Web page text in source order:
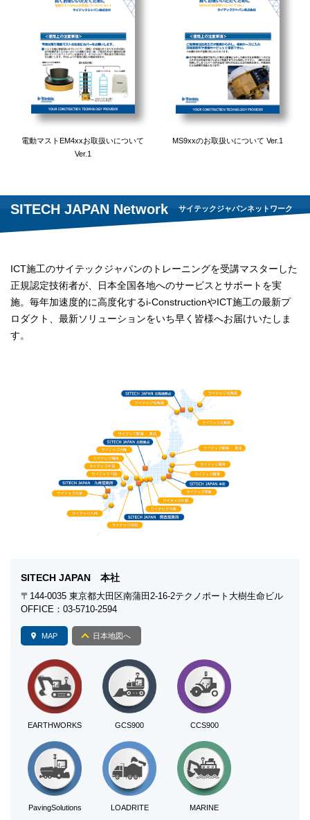
電動マストEM4xxお取扱いについて
Ver.1
MS9xxのお取扱いについて Ver.1
SITECH JAPAN Network サイテックジャパンネットワーク
ICT施工のサイテックジャパンのトレーニングを受講マスターした
正規認定技術者が、日本全国各地へのサービスとサポートを実
施。毎年加速度的に高度化するi-ConstructionやICT施工の最新プ
ロダクト、最新ソリューションをいち早く皆様へお届けいたしま
す。
SITECH JAPAN 本社
〒144-0035 東京都大田区南蒲田2-16-2テクノポート大樹生命ビル
OFFICE：03-5710-2594
MAP 日本地図へ
EARTHWORKS GCS900 CCS900
PavingSolutions LOADRITE MARINE